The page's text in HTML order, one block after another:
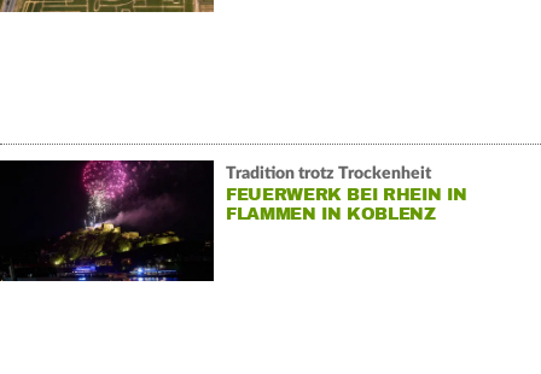
Tradition trotz Trockenheit
FEUERWERK BEI RHEIN IN
FLAMMEN IN KOBLENZ